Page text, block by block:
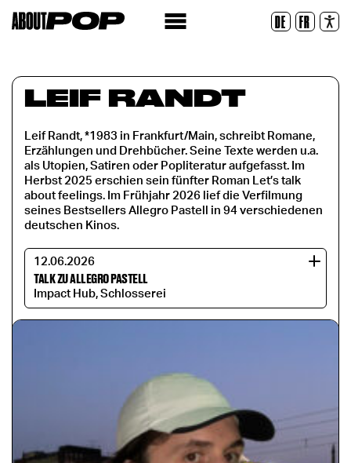
DE FR
LEIF RANDT
Leif Randt, *1983 in Frankfurt/Main, schreibt Romane,
Erzählungen und Drehbücher. Seine Texte werden u.a.
als Utopien, Satiren oder Popliteratur aufgefasst. Im
Herbst 2025 erschien sein fünfter Roman Let’s talk
about feelings. Im Frühjahr 2026 lief die Verfilmung
seines Bestsellers Allegro Pastell in 94 verschiedenen
deutschen Kinos.
12.06.2026
TALK ZU ALLEGRO PASTELL
Impact Hub, Schlosserei